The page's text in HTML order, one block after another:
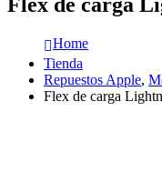
Flex de carga
Home
Tienda
Repuestos Apple,
Flex de carga